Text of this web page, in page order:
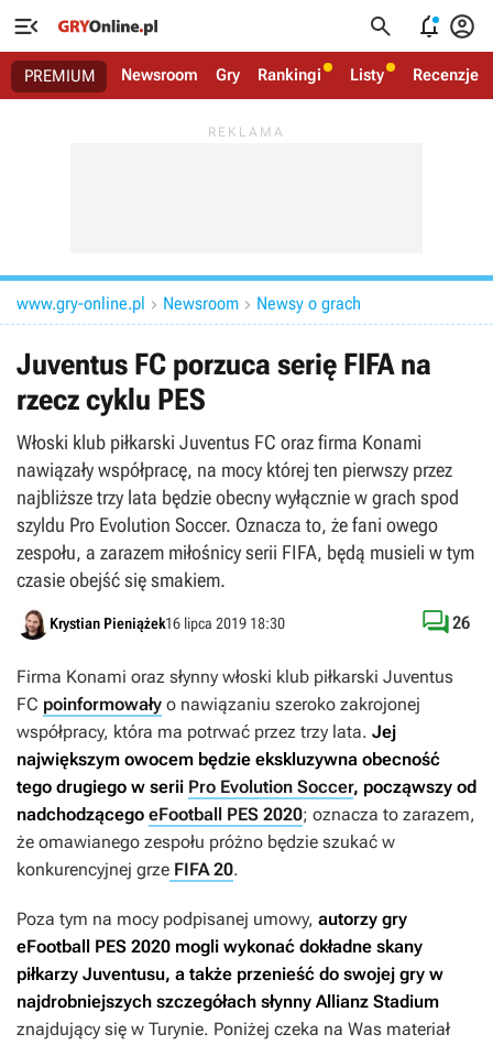
   
PREMIUM Newsroom Gry Rankingi Listy Recenzje
www.gry-online.pl  Newsroom  Newsy o grach
Juventus FC porzuca serię FIFA na
rzecz cyklu PES
Włoski klub piłkarski Juventus FC oraz firma Konami
nawiązały współpracę, na mocy której ten pierwszy przez
najbliższe trzy lata będzie obecny wyłącznie w grach spod
szyldu Pro Evolution Soccer. Oznacza to, że fani owego
zespołu, a zarazem miłośnicy serii FIFA, będą musieli w tym
czasie obejść się smakiem.
Krystian Pieniążek16 lipca 2019 18:30 26
Firma Konami oraz słynny włoski klub piłkarski Juventus
FC poinformowały o nawiązaniu szeroko zakrojonej
współpracy, która ma potrwać przez trzy lata. Jej
największym owocem będzie ekskluzywna obecność
tego drugiego w serii Pro Evolution Soccer, począwszy od
nadchodzącego eFootball PES 2020; oznacza to zarazem,
że omawianego zespołu próżno będzie szukać w
konkurencyjnej grze FIFA 20.
Poza tym na mocy podpisanej umowy, autorzy gry
eFootball PES 2020 mogli wykonać dokładne skany
piłkarzy Juventusu, a także przenieść do swojej gry w
najdrobniejszych szczegółach słynny Allianz Stadium
znajdujący się w Turynie. Poniżej czeka na Was materiał